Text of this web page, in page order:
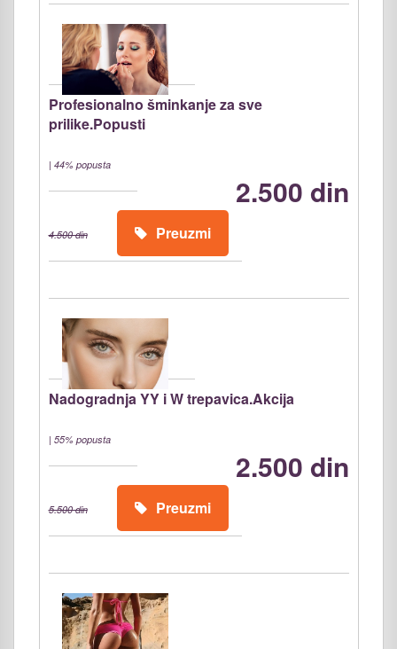
Profesionalno šminkanje za sve
prilike.Popusti
| 44% popusta
2.500 din
4.500 din Preuzmi
Nadogradnja YY i W trepavica.Akcija
| 55% popusta
2.500 din
5.500 din Preuzmi